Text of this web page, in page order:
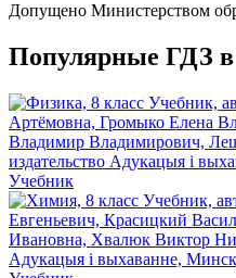
Допущено Министерством
Популярные ГДЗ в
Учебник